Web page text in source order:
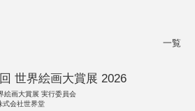
一覧
世界絵画大賞展 2026
絵画大賞展 実行委員会
式会社世界堂